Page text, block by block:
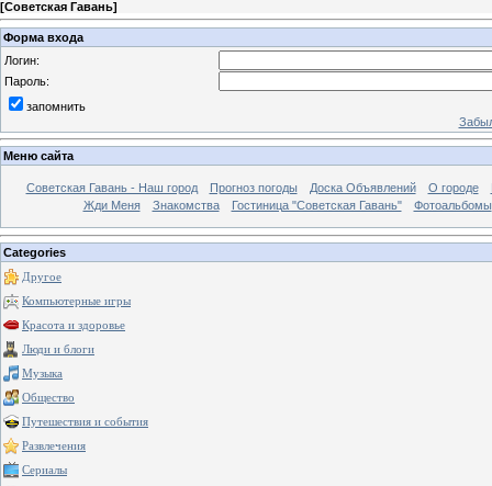
[Советская Гавань]
Форма входа
Логин:
Пароль:
запомнить
Меню сайта
Советская Гавань - Наш город Прогноз погоды Доска Объявлений О городе
Жди Меня
Знакомства Гостиница "Советская Гавань" Фотоальбомы
Categories
Другое
Компьютерные игры
Красота и здоровье
Люди и блоги
Музыка
Общество
Путешествия и события
Развлечения
Сериалы